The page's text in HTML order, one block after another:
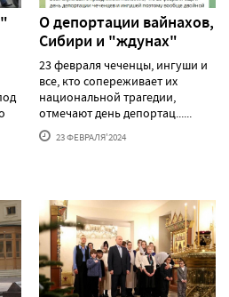
О депортации вайнахов,
Сибири и "ждунах"
23 февраля чеченцы, ингуши и
все, кто сопереживает их
национальной трагедии,
отмечают день депортац......
23 ФЕВРАЛЯ'2024